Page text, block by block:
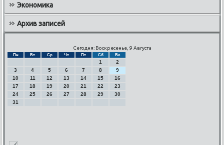
Экономика
Архив записей
Сегодня: Воскресенье, 9 Августа
Пн Вт Ср Чт Пт Сб Вс
1
2
3
4 5 6 7 8
9
10
11 12 13 14 15
16
17
18 19 20 21 22
23
24
25 26 27 28 29
30
31